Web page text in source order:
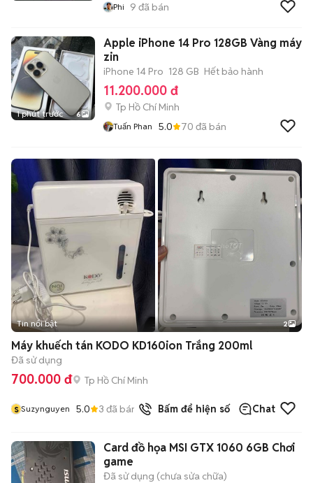
Phi 9 đã bán
1 phút trước 6
Apple iPhone 14 Pro 128GB Vàng máy
zin
iPhone 14 Pro 128 GB Hết bảo hành
11.200.000 đ
Tp Hồ Chí Minh
Tuấn Phan 5.0 70 đã bán
Tin nổi bật 2
Máy khuếch tán KODO KD160ion Trắng 200ml
Đã sử dụng
700.000 đ Tp Hồ Chí Minh
s Suzynguyen 5.0 3 đã bán Bấm để hiện số Chat
Card đồ họa MSI GTX 1060 6GB Chơi
game
Đã sử dụng (chưa sửa chữa)